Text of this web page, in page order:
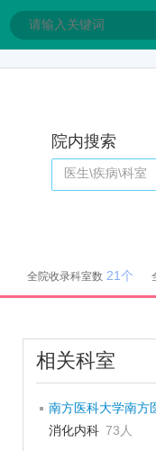
院内搜索
全院收录科室数 21个
相关科室
南方医科大学南方
消化内科 73人